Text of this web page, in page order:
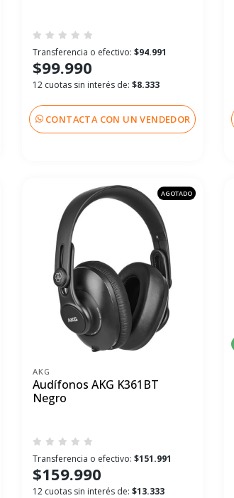
Transferencia o efectivo: $94.991
$99.990
12 cuotas sin interés de: $8.333
CONTACTA CON UN VENDEDOR
AGOTADO
AKG
Audífonos AKG K361BT
Negro
Transferencia o efectivo: $151.991
$159.990
12 cuotas sin interés de: $13.333